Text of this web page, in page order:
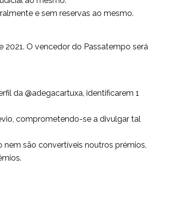
e sem reservas ao mesmo.
O vencedor do Passatempo será
da @adegacartuxa, identificarem 1
comprometendo-se a divulgar tal
nem são convertíveis noutros prémios,